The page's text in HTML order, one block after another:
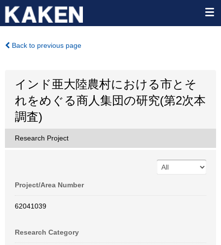
Back to previous page
インド亜大陸農村における市とそ
れをめぐる商人集団の研究(第2次本
調査)
Research Project
Project/Area Number
62041039
Research Category